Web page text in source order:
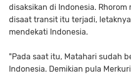
disaksikan di Indonesia. Rhorom
disaat transit itu terjadi,
mendekati Indonesia.
"Pada saat itu, Matahari sudah
Indonesia. Demikian pula